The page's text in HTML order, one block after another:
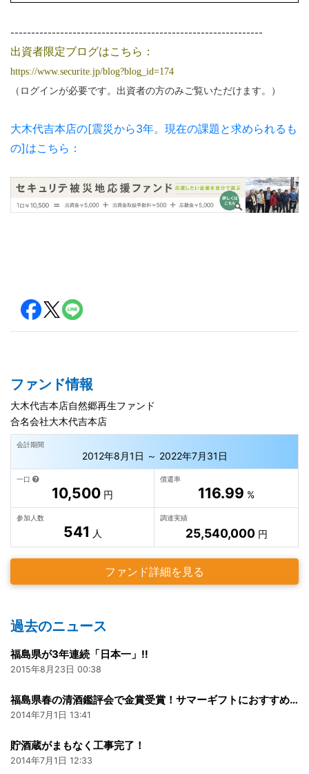
-------------------------------------------------------------
出資者限定ブログはこちら：
https://www.securite.jp/blog?blog_id=174
（ログインが必要です。出資者の方のみご覧いただけます。）
大木代吉本店の[震災から3年。現在の課題と求められるも
の]はこちら：
ファンド情報
大木代吉本店自然郷再生ファンド
合名会社大木代吉本店
会計期間
2012年8月1日 ～ 2022年7月31日
一口
10,500 円
償還率
116.99 %
参加人数
541 人
調達実績
25,540,000円
ファンド詳細を見る
過去のニュース
福島県が3年連続「日本一」‼
2015年8月23日 00:38
福島県春の清酒鑑評会で金賞受賞！サマーギフトにおすすめです！
2014年7月1日 13:41
貯酒蔵がまもなく工事完了！
2014年7月1日 12:33